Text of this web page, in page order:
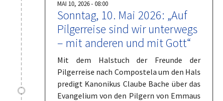
MAI 10, 2026 - 08:00
Sonntag, 10. Mai 2026: „Auf
Pilgerreise sind wir unterwegs
– mit anderen und mit Gott“
Mit dem Halstuch der Freunde der
Pilgerreise nach Compostela um den Hals
predigt Kanonikus Claube Bache über das
Evangelium von den Pilgern von Emmaus